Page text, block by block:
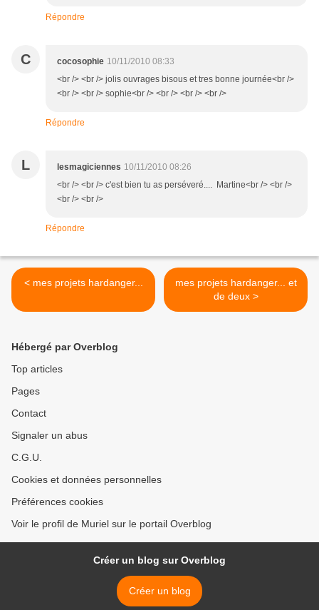
Répondre
C cocosophie 10/11/2010 08:33
<br /> <br /> jolis ouvrages bisous et tres bonne journée<br />
<br /> <br /> sophie<br /> <br /> <br /> <br />
Répondre
L lesmagiciennes 10/11/2010 08:26
<br /> <br /> c'est bien tu as perséveré.... Martine<br /> <br />
<br /> <br />
Répondre
< mes projets hardanger...
mes projets hardanger... et
de deux >
Hébergé par Overblog
Top articles
Pages
Contact
Signaler un abus
C.G.U.
Cookies et données personnelles
Préférences cookies
Voir le profil de Muriel sur le portail Overblog
Créer un blog sur Overblog
Créer un blog